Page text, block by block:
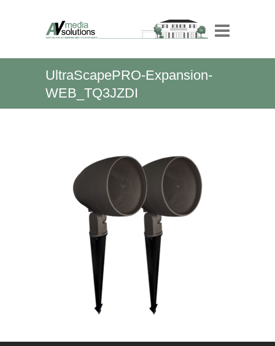
UltraScapePRO-Expansion-
WEB_TQ3JZDI